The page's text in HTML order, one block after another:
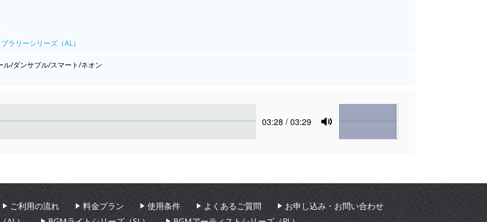
ラリーシリーズ（AL）
ル/ダンサブル/スマート/ネオン
Current
03:28 / 03:29
Mute
Volume
ご利用の流れ 料金プラン 使用条件 よくあるご質問
お申し込み・お問い合わせ